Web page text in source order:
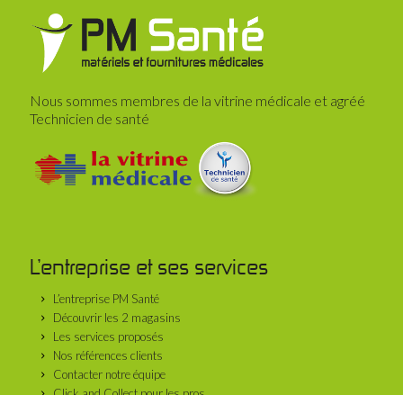
Nous sommes membres de la vitrine médicale et agréé
Technicien de santé
L’entreprise et ses services
L’entreprise PM Santé
Découvrir les 2 magasins
Les services proposés
Nos références clients
Contacter notre équipe